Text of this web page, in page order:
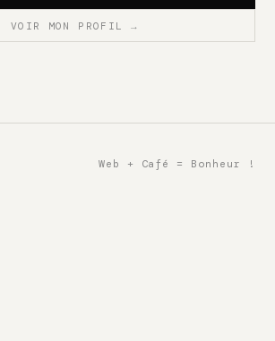
VOIR MON PROFIL →
Web + Café = Bonheur !